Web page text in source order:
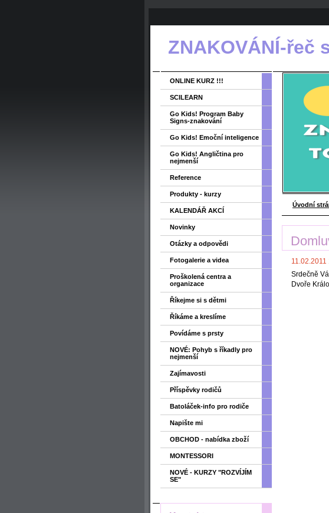
ZNAKOVÁNÍ-řeč
Úvodní
11.02.2011
Srdečně
Dvoře
ONLINE KURZ !!!
SCILEARN
Go Kids! Program Baby
Signs-znakování
Go Kids! Emoční inteligence
Go Kids! Angličtina pro
nejmenší
Reference
Produkty - kurzy
KALENDÁŘ AKCÍ
Novinky
Otázky a odpovědi
Fotogalerie a videa
Proškolená centra a
organizace
Říkejme si s dětmi
Říkáme a kreslíme
Povídáme s prsty
NOVÉ: Pohyb s říkadly pro
nejmenší
Zajímavosti
Příspěvky rodičů
Batoláček-info pro rodiče
Napište mi
OBCHOD - nabídka zboží
MONTESSORI
NOVÉ - KURZY "ROZVÍJÍM
SE"